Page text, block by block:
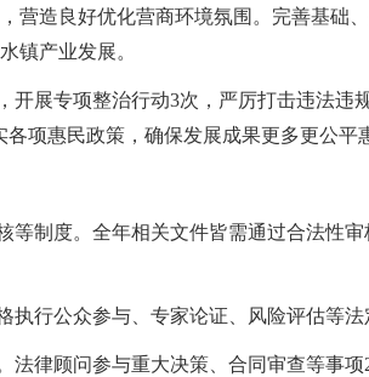
营造良好优化营商环境氛围。完善基础
镇产业发展。
展专项整治行动3次，严厉打击违法违
项惠民政策，确保发展成果更多更公平
制度。全年相关文件皆需通过合法性
行公众参与、专家论证、风险评估等法
律顾问参与重大决策、合同审查等事